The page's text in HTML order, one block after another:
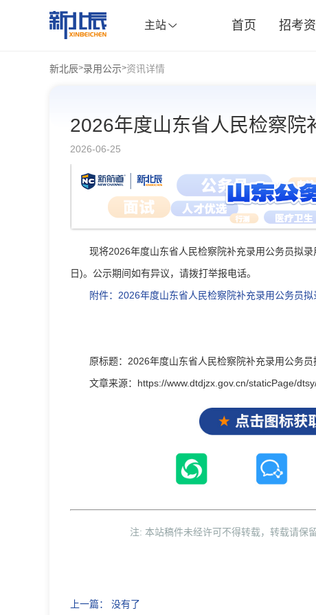
主站 首页 招考
新北辰>录用公示>资讯详情
2026年度山东省人民检察院
2026-06-25
现将2026年度山东省人民检察院补充录用公务员拟
日)。公示期间如有异议，请拨打举报电话。
附件： 2026年度山东省人民检察院补充录用公务员
原标题：2026年度山东省人民检察院补充录用公务
文章来源：https://www.dtdjzx.gov.cn/staticPage/
注: 本站稿件未经许可不得转载，转载请保
上一篇： 没有了